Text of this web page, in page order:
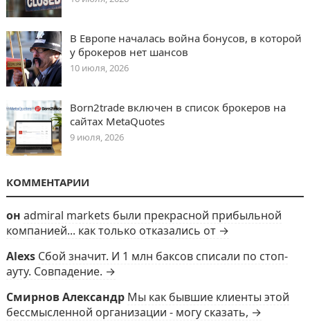
В Европе началась война бонусов, в которой
у брокеров нет шансов
10 июля, 2026
Born2trade включен в список брокеров на
сайтах MetaQuotes
9 июля, 2026
КОММЕНТАРИИ
он admiral markets были прекрасной прибыльной
компанией... как только отказались от →
Alexs Сбой значит. И 1 млн баксов списали по стоп-
ауту. Совпадение. →
Смирнов Александр Мы как бывшие клиенты этой
бессмысленной организации - могу сказать, →